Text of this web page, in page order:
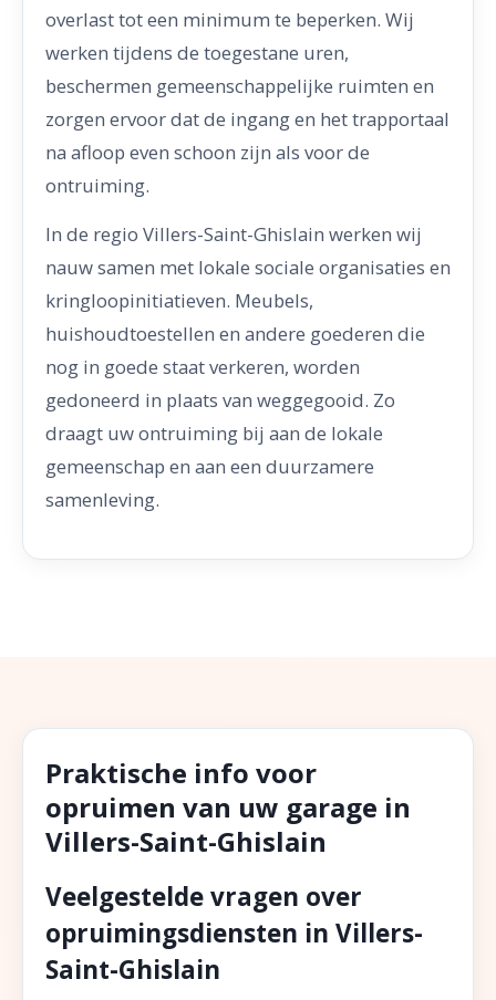
overlast tot een minimum te beperken. Wij
werken tijdens de toegestane uren,
beschermen gemeenschappelijke ruimten en
zorgen ervoor dat de ingang en het trapportaal
na afloop even schoon zijn als voor de
ontruiming.
In de regio Villers-Saint-Ghislain werken wij
nauw samen met lokale sociale organisaties en
kringloopinitiatieven. Meubels,
huishoudtoestellen en andere goederen die
nog in goede staat verkeren, worden
gedoneerd in plaats van weggegooid. Zo
draagt uw ontruiming bij aan de lokale
gemeenschap en aan een duurzamere
samenleving.
Praktische info voor
opruimen van uw garage in
Villers-Saint-Ghislain
Veelgestelde vragen over
opruimingsdiensten in Villers-
Saint-Ghislain